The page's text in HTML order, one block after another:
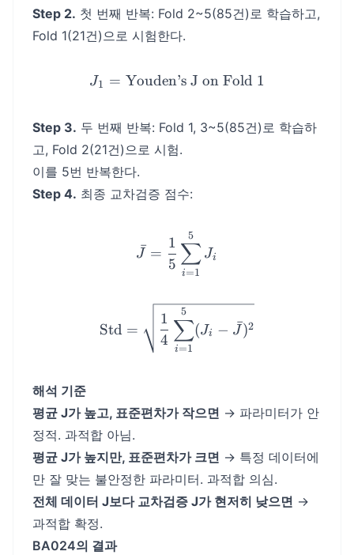
Step 2. 첫 번째 반복: Fold 2~5(85건)로 학습하고,
Fold 1(21건)으로 시험한다.
J_1 = \text{Youden's J
J1 = Youden’s J on Fold 1
Step 3. 두 번째 반복: Fold 1, 3~5(85건)로 학습하
고, Fold 2(21건)으로 시험.
이를 5번 반복한다.
Step 4. 최종 교차검증 점수:
\bar{J} = \frac{1}{5}
Jˉ =
5
1
i=1
∑
5
Ji
\text{Std} =
Std =
4
1
i=1
∑
5
(Ji − Jˉ)2
해석 기준
평균 J가 높고, 표준편차가 작으면 → 파라미터가 안
정적. 과적합 아님.
평균 J가 높지만, 표준편차가 크면 → 특정 데이터에
만 잘 맞는 불안정한 파라미터. 과적합 의심.
전체 데이터 J보다 교차검증 J가 현저히 낮으면 →
과적합 확정.
BA024의 결과